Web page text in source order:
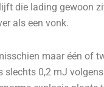
die lading gewoon
als een vonk.
maar één of
slechts 0,2 mJ